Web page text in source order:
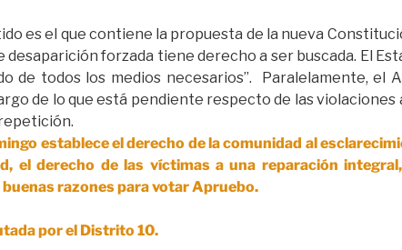
es el que contiene la propuesta de la nueva
desaparición forzada tiene derecho a ser buscada. El
de todos los medios necesarios”. Paralelamente, el
de lo que está pendiente respecto de las violaciones
establece el derecho de la comunidad al
el derecho de las víctimas a una reparación
razones para votar Apruebo.
por el Distrito 10.